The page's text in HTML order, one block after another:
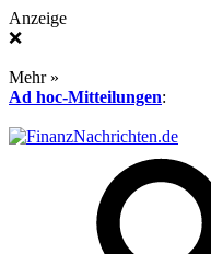
Anzeige
❌
Mehr »
Ad hoc-Mitteilungen: